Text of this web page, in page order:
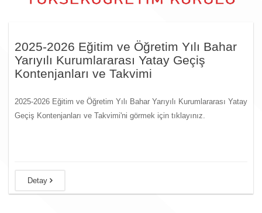
2025-2026 Eğitim ve Öğretim Yılı Bahar
Yarıyılı Kurumlararası Yatay Geçiş
Kontenjanları ve Takvimi
2025-2026 Eğitim ve Öğretim Yılı Bahar Yarıyılı Kurumlararası Yatay
Geçiş Kontenjanları ve Takvimi'ni görmek için tıklayınız.
Detay